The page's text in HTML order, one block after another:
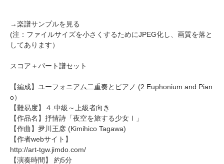
→楽譜サンプルを見る
(注：ファイルサイズを小さくするためにJPEG化し、画質を落と
してあります）
スコア＋パート譜セット
【編成】 ユーフォニアム二重奏とピアノ (2 Euphonium and Pian
o）
【難易度】４.中級～上級者向き
【作品名】抒情詩「夜空を旅する少女Ⅰ」
【作曲】 夛川王彦 (Kimihico Tagawa)
【作者webサイト】
http://art-tgw.jimdo.com/
【演奏時間】 約5分